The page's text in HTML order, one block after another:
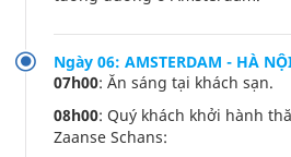
Ngày 06: AMSTERDAM - HÀ
07h00: Ăn sáng tại khách sạn.
08h00: Quý khách khởi hành
Zaanse Schans: